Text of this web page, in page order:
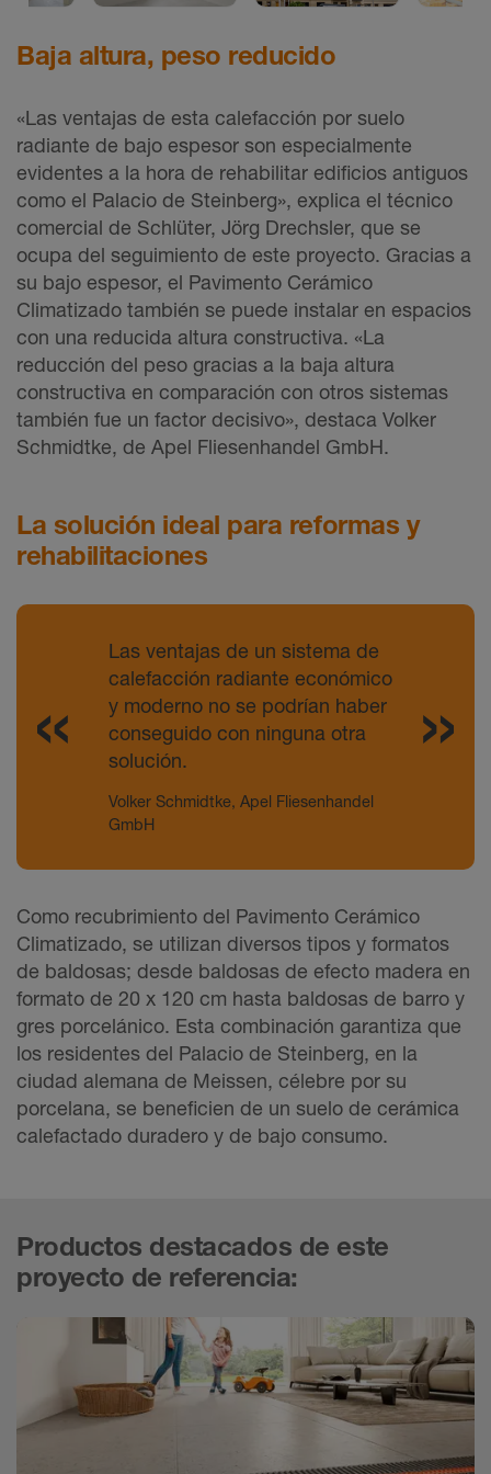
Baja altura, peso reducido
«Las ventajas de esta calefacción por suelo
radiante de bajo espesor son especialmente
evidentes a la hora de rehabilitar edificios antiguos
como el Palacio de Steinberg», explica el técnico
comercial de Schlüter, Jörg Drechsler, que se
ocupa del seguimiento de este proyecto. Gracias a
su bajo espesor, el Pavimento Cerámico
Climatizado también se puede instalar en espacios
con una reducida altura constructiva. «La
reducción del peso gracias a la baja altura
constructiva en comparación con otros sistemas
también fue un factor decisivo», destaca Volker
Schmidtke, de Apel Fliesenhandel GmbH.
La solución ideal para reformas y
rehabilitaciones
Las ventajas de un sistema de
calefacción radiante económico
y moderno no se podrían haber
conseguido con ninguna otra
solución.
Volker Schmidtke, Apel Fliesenhandel
GmbH
Como recubrimiento del Pavimento Cerámico
Climatizado, se utilizan diversos tipos y formatos
de baldosas; desde baldosas de efecto madera en
formato de 20 x 120 cm hasta baldosas de barro y
gres porcelánico. Esta combinación garantiza que
los residentes del Palacio de Steinberg, en la
ciudad alemana de Meissen, célebre por su
porcelana, se beneficien de un suelo de cerámica
calefactado duradero y de bajo consumo.
Productos destacados de este
proyecto de referencia: